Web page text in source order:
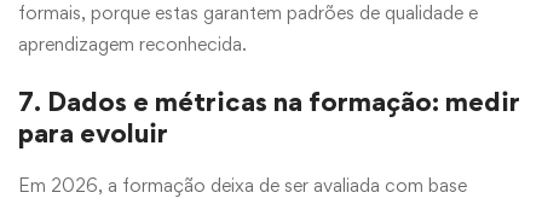
formais, porque estas garantem padrões de qualidade e
aprendizagem reconhecida.
7. Dados e métricas na formação: medir
para evoluir
Em 2026, a formação deixa de ser avaliada com base